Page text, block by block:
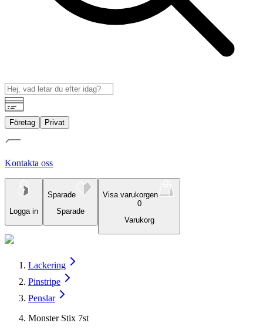
Företag Privat
Kontakta oss
Logga in
Sparade
Sparade
Visa varukorgen
0
Varukorg
Lackering
Pinstripe
Penslar
Monster Stix 7st